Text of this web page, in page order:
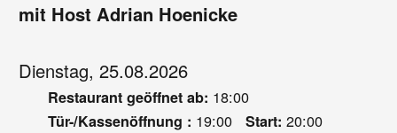
mit Host Adrian Hoenicke
Dienstag, 25.08.2026
Restaurant geöffnet ab: 18:00
Tür-/Kassenöffnung : 19:00 Start: 20:00